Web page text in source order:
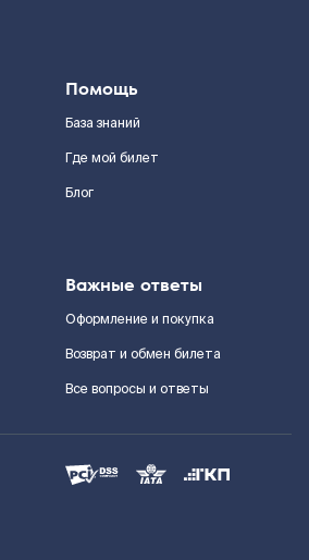
Помощь
База знаний
Где мой билет
Блог
Важные ответы
Оформление и покупка
Возврат и обмен билета
Все вопросы и ответы